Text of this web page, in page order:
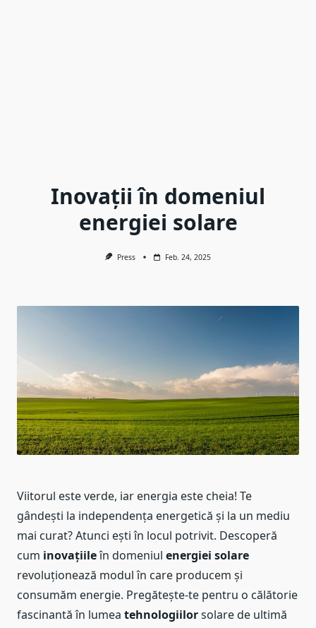
Inovații în domeniul
energiei solare
Press Feb. 24, 2025
Viitorul este verde, iar energia este cheia! Te
gândești la independența energetică și la un mediu
mai curat? Atunci ești în locul potrivit. Descoperă
cum inovațiileîn domeniul energiei solare
revoluționează modul în care producem și
consumăm energie. Pregătește-te pentru o călătorie
fascinantă în lumea tehnologiilorsolare de ultimă